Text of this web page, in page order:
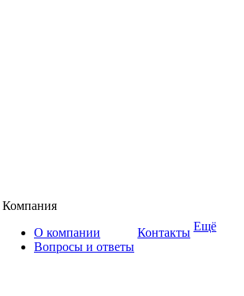
Компания
О компании
Вопросы и ответы
Контакты Ещё